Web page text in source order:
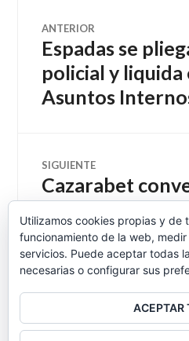
Navegación
de
entradas
ANTERIOR
Entrada
anterior:
Espadas se
policial y liquida
Asuntos
SIGUIENTE
Entrada
siguiente:
Cazarabet
Luis Carretero,
«Tu casa no es
banco»
Utilizamos cookies propias y de
funcionamiento de la web,
servicios. Puede aceptar todas
necesarias o configurar sus
ACEPTAR